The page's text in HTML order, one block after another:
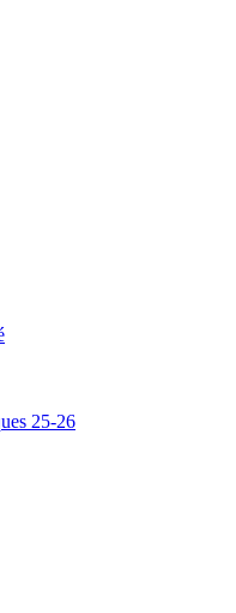
25-26